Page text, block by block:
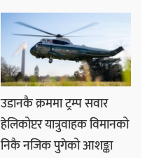
उडानकै क्रममा ट्रम्प सवार
हेलिकोप्टर यात्रुवाहक विमानको
निकै नजिक पुगेको आशङ्का